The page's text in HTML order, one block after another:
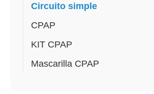
Circuito simple
CPAP
KIT CPAP
Mascarilla CPAP